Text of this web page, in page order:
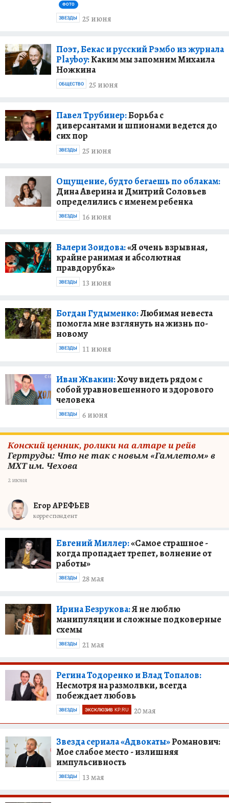
ФОТО
25 июня
ЗВЕЗДЫ
Поэт, Бекас и русский Рэмбо из журнала
Playboy:Каким мы запомним Михаила
Ножкина
25 июня
ОБЩЕСТВО
Павел Трубинер:Борьба с
диверсантами и шпионами ведется до
сих пор
25 июня
ЗВЕЗДЫ
Ощущение, будто бегаешь по облакам:
Дина Аверина и Дмитрий Соловьев
определились с именем ребенка
16 июня
ЗВЕЗДЫ
Валери Зоидова:«Я очень взрывная,
крайне ранимая и абсолютная
правдорубка»
13 июня
ЗВЕЗДЫ
Богдан Гудыменко:Любимая невеста
помогла мне взглянуть на жизнь по-
новому
11 июня
ЗВЕЗДЫ
Иван Жвакин:Хочу видеть рядом с
собой уравновешенного и здорового
человека
6 июня
ЗВЕЗДЫ
Конский ценник, ролики на алтаре и рейв
Гертруды: Что не так с новым «Гамлетом» в
МХТ им. Чехова
2 июня
Егор АРЕФЬЕВ
корреспондент
Евгений Миллер:«Самое страшное -
когда пропадает трепет, волнение от
работы»
28 мая
ЗВЕЗДЫ
Ирина Безрукова:Я не люблю
манипуляции и сложные подковерные
схемы
21 мая
ЗВЕЗДЫ
Регина Тодоренко и Влад Топалов:
Несмотря на размолвки, всегда
побеждает любовь
20 мая
ЗВЕЗДЫ ЭКСКЛЮЗИВ KP.RU
Звезда сериала «Адвокаты»Романович:
Мое слабое место - излишняя
импульсивность
13 мая
ЗВЕЗДЫ